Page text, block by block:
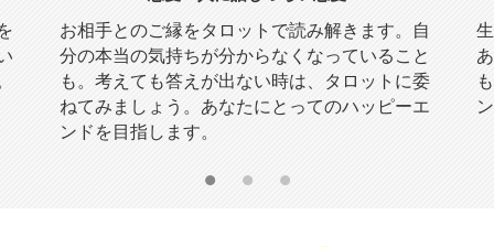
で読み解きます。自
なくなっていること
時は、タロットに委
ってのハッピーエ
生年月日や数秘術も使って具体的
あなたがそこで働くのには深い意
も。上司や同僚の評価も気になり
ングを逃さず上手に乗り切りまし